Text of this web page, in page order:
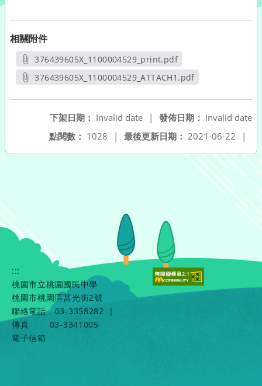
相關附件
376439605X_1100004529_print.pdf
另開新視窗
376439605X_1100004529_ATTACH1.pdf
發佈日期： Invalid date
下架日期： Invalid date
|
最後更新日期： 2021-06-22 |
點閱數： 1028 |
:::
桃園市立桃園國民中學
桃園市桃園區莒光街2號
聯絡電話
03-3358282
|
傳真
03-3341005
電子信箱